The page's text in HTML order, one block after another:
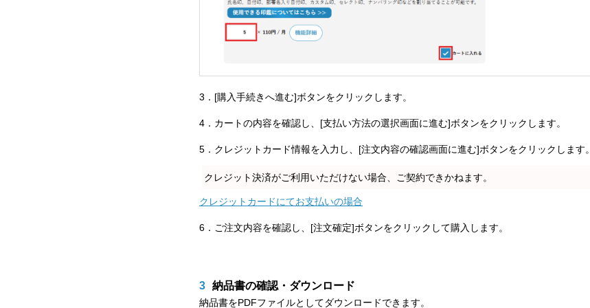
3．[購入手続きへ進む]ボタンをクリックします。
4．カートの内容を確認し、[支払い方法の選択画面に進む]ボタンをクリックします。
5．クレジットカード情報を入力し、[注文内容の確認画面に進む]ボタンをクリックします。
クレジット決済がご利用いただけない場合、ご契約できかねます。
クレジットカードにてお支払いの場合
6．ご注文内容を確認し、[注文確定]ボタンをクリックして購入します。
3 納品書の確認・ダウンロード
納品書をPDFファイルとしてダウンロードできます。